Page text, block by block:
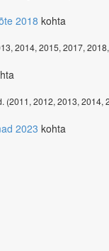
2018 kohta
2014, 2015, 2017,
2012, 2013,
2023 kohta